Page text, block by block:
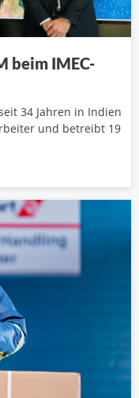
beim IMEC-
34 Jahren in Indien
und betreibt 19